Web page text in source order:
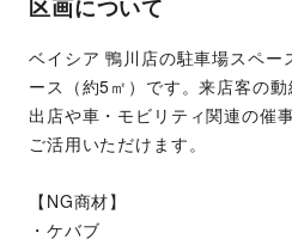
区画について
ベイシア 鴨川店の駐車場スペー
ース（約5㎡）です。来店客の
出店や車・モビリティ関連の催
ご活用いただけます。
【NG商材】
・ケバブ